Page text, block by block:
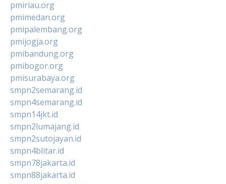
pmiriau.org
pmimedan.org
pmipalembang.org
pmijogja.org
pmibandung.org
pmibogor.org
pmisurabaya.org
smpn2semarang.id
smpn4semarang.id
smpn14jkt.id
smpn2lumajang.id
smpn2sutojayan.id
smpn4blitar.id
smpn78jakarta.id
smpn88jakarta.id